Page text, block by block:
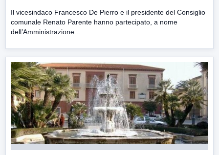
Il vicesindaco Francesco De Pierro e il presidente del Consiglio
comunale Renato Parente hanno partecipato, a nome
dell’Amministrazione...